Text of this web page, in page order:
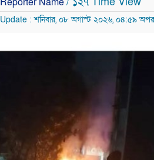
Update : শনিবার, ০৮ অগাস্ট ২০২৬, ০৪:৫৯